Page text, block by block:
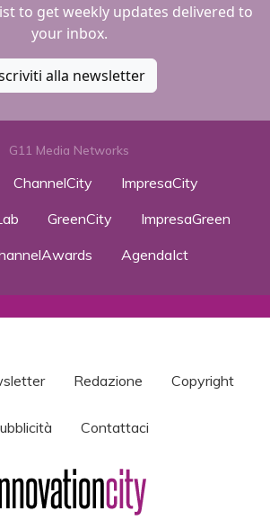
to get weekly updates delivered to
your inbox.
alla newsletter
G11 Media Networks
ChannelCity
ImpresaCity
GreenCity
ImpresaGreen
AgendaIct
Redazione Copyright
Contattaci